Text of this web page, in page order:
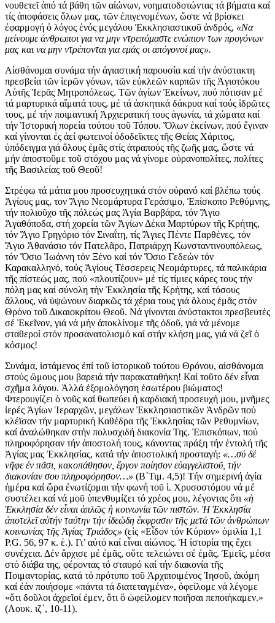
νουθετεῖ ἀπό τά βάθη τῶν αἰώνων, νοηματοδοτώντας τά βήματα καί
τίς ἀποφάσεις ὅλων μας, τῶν ἐπιγενομένων, ὥστε νά βρίσκει
ἐφαρμογή ὁ λόγος ἑνός μεγάλου Ἐκκλησιαστικοῦ ἀνδρός, «Να
μείνουμε άνθρωποι για να μην ντρεπόμαστε ενώπιον των προγόνων
μας και να μην ντρέπονται για εμάς οι απόγονοί μας».
Αἰσθάνομαι συνάμα τήν ἁγιαστική παρουσία καί τήν ἀνύστακτη
πρεσβεία τῶν ἱερῶν γόνων, τῶν εὐκλεῶν καρπῶν τῆς Ἁγιοτόκου
Αὐτῆς Ἱερᾶς Μητροπόλεως. Τῶν ἁγίων Ἐκείνων, πού πότισαν μέ
τά μαρτυρικά αἵματά τους, μέ τά ἀσκητικά δάκρυα καί τούς ἱδρῶτες
τους, μέ τήν ποιμαντική Ἀρχιερατική τους ἀγωνία, τά χώματα καί
τήν Ἱστορική πορεία τούτου τοῦ Τόπου. Ὅλων ἐκείνων, πού ἔγιναν
καί γίνονται ἐς ἀεί φωτεινοί ὁδοδεῖκτες τῆς Θείας Χάριτος,
ὑπόδειγμα γιά ὅλους ἐμᾶς στίς ἀτραπούς τῆς ζωῆς μας, ὥστε νά
μήν ἀποστοῦμε τοῦ στόχου μας νά γίνομε οὐρανοπολίτες, πολίτες
τῆς Βασιλείας τοῦ Θεοῦ!
Στρέφω τά μάτια μου προσευχητικά στόν οὐρανό καί βλέπω τούς
Ἁγίους μας, τον Ἅγιο Νεομάρτυρα Γεράσιμο, Ἐπίσκοπο Ρεθύμνης,
τήν πολιοῦχο τῆς πόλεώς μας Ἁγία Βαρβάρα, τόν Ἅγιο
Ἀγαθόποδα, στή χορεία τῶν Ἁγίων Δέκα Μαρτύρων τῆς Κρήτης,
τόν Ἅγιο Γρηγόριο τόν Σιναΐτη, τίς Ἅγιες Πέντε Παρθένες, τόν
Ἅγιο Ἀθανάσιο τόν Πατελᾶρο, Πατριάρχη Κωνσταντινουπόλεως,
τόν Ὅσιο Ἰωάννη τόν Ξένο καί τόν Ὅσιο Γεδεών τόν
Καρακαλληνό, τούς Ἁγίους Τέσσερεις Νεομάρτυρες, τά παλικάρια
τῆς πίστεώς μας, πού «πλουτίζουν» μέ τίς τίμιες κάρες τους τήν
πόλη μας καί σύνολη τήν Ἐκκλησία τῆς Κρήτης, καί τόσους
ἄλλους, νά ὑψώνουν διαρκῶς τά χέρια τους γιά ὅλους ἐμᾶς στόν
Θρόνο τοῦ Δικαιοκρίτου Θεοῦ. Νά γίνονται ἀνύστακτοι πρεσβευτές
σέ Ἐκεῖνον, γιά νά μήν ἀποκλίνομε τῆς ὁδοῦ, γιά νά μένομε
σταθεροί στόν προσανατολισμό καί στήν κλήση μας, γιά νά ζεῖ ὁ
κόσμος!
Συνάμα, ἱστάμενος ἐπί τοῦ ἱστορικοῦ τούτου Θρόνου, αἰσθάνομαι
στούς ὤμους μου βαρειά τήν παρακαταθήκη! Καί τοῦτο δέν εἶναι
σχῆμα λόγου. Ἀλλά ἐξομολόγηση ἐσωτέρου βιώματος!
Φτερουγίζει ὁ νοῦς καί θωπεύει ἡ καρδιακή προσευχή μου, μνῆμες
ἱερές Ἁγίων Ἱεραρχῶν, μεγάλων Ἐκκλησιαστικῶν Ἀνδρῶν πού
κλέϊσαν τήν μαρτυρική Καθέδρα τῆς Ἐκκλησίας τῶν Ρεθυμνίων,
καί ἀναλώθηκαν στήν πολυσχιδή διακονία Της. Ἐπισκόπων, πού
πληροφόρησαν τήν ἀποστολή τους, κάνοντας πράξη τήν ἐντολή τῆς
Ἁγίας μας Ἐκκλησίας, κατά τήν ἀποστολική προσταγή: «…σύ δέ
νῆφε ἐν πᾶσι, κακοπάθησον, ἔργον ποίησον εὐαγγελιστοῦ, τήν
διακονίαν σου πληροφόρησον…» (Β΄Τιμ. 4,5)! Τήν σημερινή ἁγία
ἡμέρα καί ὥρα ἐνωτίζομαι τήν φωνή τοῦ ἱ. Χρυσοστόμου νά μέ
συστέλει καί νά μοῦ ὑπενθυμίζει τό χρέος μου, λέγοντας ὅτι «ἡ
Ἐκκλησία δέν εἶναι ἁπλῶς ἡ κοινωνία τῶν πιστῶν. Ἡ Ἐκκλησία
ἀποτελεῖ αὐτήν ταύτην τήν ἰδεώδη ἔκφρασιν τῆς μετά τῶν ἀνθρώπων
κοινωνίας τῆς Ἁγίας Τριάδος» (εἰς «Εἶδον τόν Κύριον» ὁμιλία 1,1
P.G. 56, 97 κ. ἑ.). Γι’ αὐτό καί εἶναι αἰώνιος. Ἡ ἱστορία της ἔχει
συνέχεια. Δέν ἄρχισε μέ ἐμᾶς, οὔτε τελειώνει σέ ἐμᾶς. Ἐμεῖς, μέσα
στό διάβα της, φέροντας τό σταυρό καί τήν διακονία τῆς
Ποιμαντορίας, κατά τό πρότυπο τοῦ Ἀρχιποιμένος Ἰησοῦ, ἀκόμη
καί ἐάν ποιήσομε «πάντα τά διατεταγμένα», ὀφείλομε νά λέγομε
«ὅτι δοῦλοι ἀχρεῖοί ἐμεν, ὅτι ὅ ὠφείλομεν ποιῆσαι πεποιήκαμεν.»
(Λουκ. ιζ΄, 10-11).